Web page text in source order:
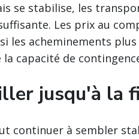
se stabilise, les
Les prix au
les acheminements
capacité de
jusqu'à la
continuer à sembler